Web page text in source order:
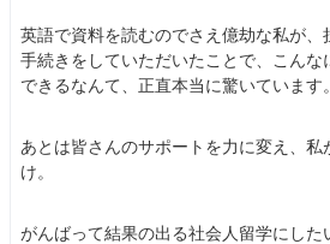
英語で資料を読むのでさえ億劫な私が、
手続きをしていただいたことで、こんな
できるなんて、正直本当に驚いています。
あとは皆さんのサポートを力に変え、
け。
がんばって結果の出る社会人留学にした